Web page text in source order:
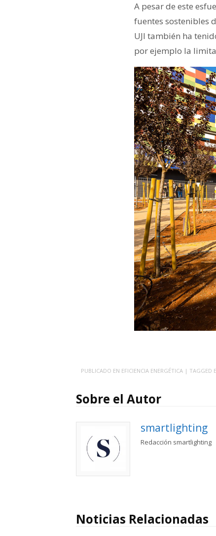
A pesar de este
fuentes sostenibles
UJI también ha
por ejemplo la
PUBLICADO EN EFICIENCIA ENERGÉTICA | TAGGED
Sobre el Autor
smartlighting
Redacción smartlighting
Noticias Relacionadas